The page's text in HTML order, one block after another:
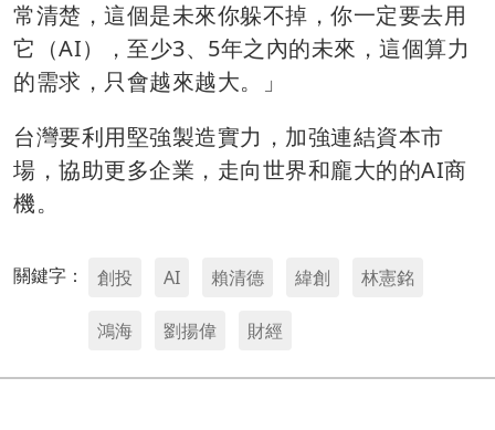
常清楚，這個是未來你躲不掉，你一定要去用
它（AI），至少3、5年之內的未來，這個算力
的需求，只會越來越大。」
台灣要利用堅強製造實力，加強連結資本市
場，協助更多企業，走向世界和龐大的的AI商
機。
關鍵字： 創投 AI 賴清德 緯創 林憲銘
鴻海 劉揚偉 財經